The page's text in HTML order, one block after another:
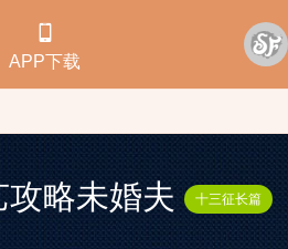

APP下载
攻略未婚夫 十三征长篇